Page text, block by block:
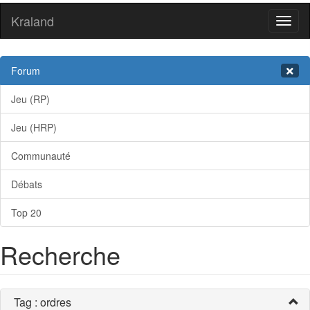
Kraland
Forum
Jeu (RP)
Jeu (HRP)
Communauté
Débats
Top 20
Recherche
Tag : ordres